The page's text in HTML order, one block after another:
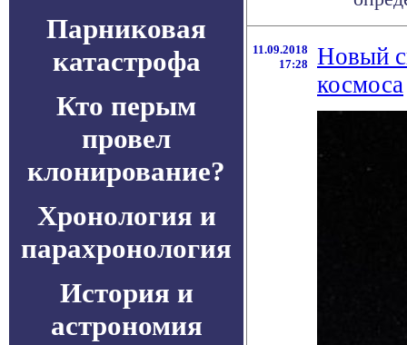
Парниковая
катастрофа
Кто перым
провел
клонирование?
Хронология и
парахронология
История и
астрономия
11.09.2018
17:28
Новый
космоса